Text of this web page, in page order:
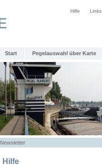
Hilfe Links
Start Pegelauswahl über Karte
Newsletter
Hilfe